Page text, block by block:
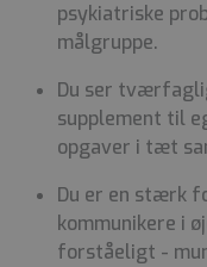
psykiatriske
målgruppe.
Du ser
supplement til
opgaver i tæt
Du er en stærk
kommunikere i
forståeligt -